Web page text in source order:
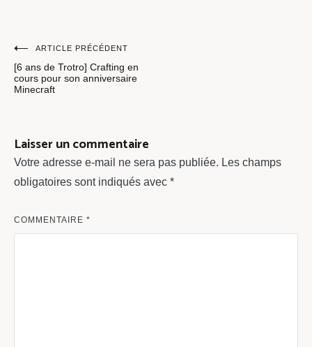
Navigation
de
ARTICLE PRÉCÉDENT
[6 ans de Trotro] Crafting en
cours pour son anniversaire
Minecraft
Laisser un commentaire
Votre adresse e-mail ne sera pas publiée. Les champs
obligatoires sont indiqués avec *
COMMENTAIRE *